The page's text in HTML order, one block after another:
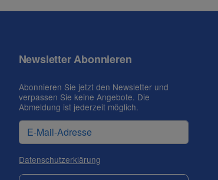
Newsletter Abonnieren
Abonnieren Sie jetzt den Newsletter und
verpassen Sie keine Angebote. Die
Abmeldung ist jederzeit möglich.
Datenschutzerklärung